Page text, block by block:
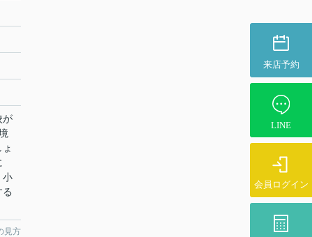
来店予約
LINE
会員ログイン
が
小
見方